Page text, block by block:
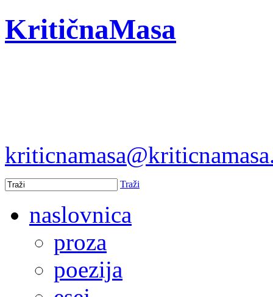
KritičnaMasa
Traži
naslovnica
proza
poezija